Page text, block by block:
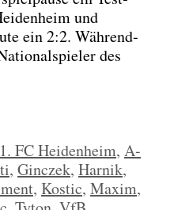
und
ein 2:2. Wäh­rend­
des
Schlagwörter
1. FC Heidenheim, A-
, Ginczek, Harnik,
, Kostic, Maxim,